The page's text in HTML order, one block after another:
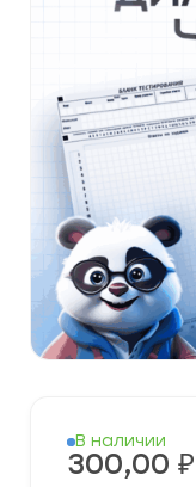
В наличии
300,00 ₽